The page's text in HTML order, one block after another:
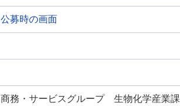
公募時の画面
商務・サービスグループ 生物化学産業課